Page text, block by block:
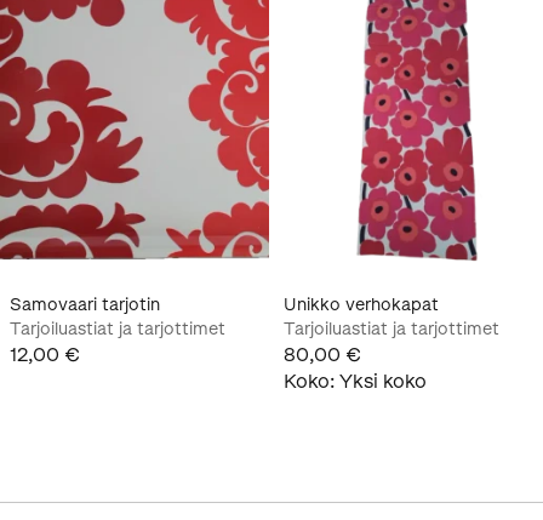
Samovaari tarjotin
Tarjoiluastiat ja tarjottimet
12,00 €
Unikko verhokapat
Tarjoiluastiat ja tarjottimet
80,00 €
Koko: Yksi koko